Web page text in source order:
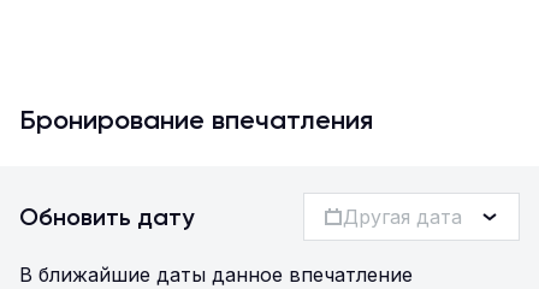
Бронирование впечатления
Обновить дату Другая дата
В ближайшие даты данное впечатление